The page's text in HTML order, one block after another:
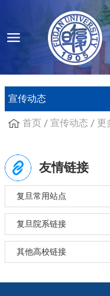
宣传动态
首页 宣传动态 更
友情链接
复旦常用站点
复旦院系链接
其他高校链接